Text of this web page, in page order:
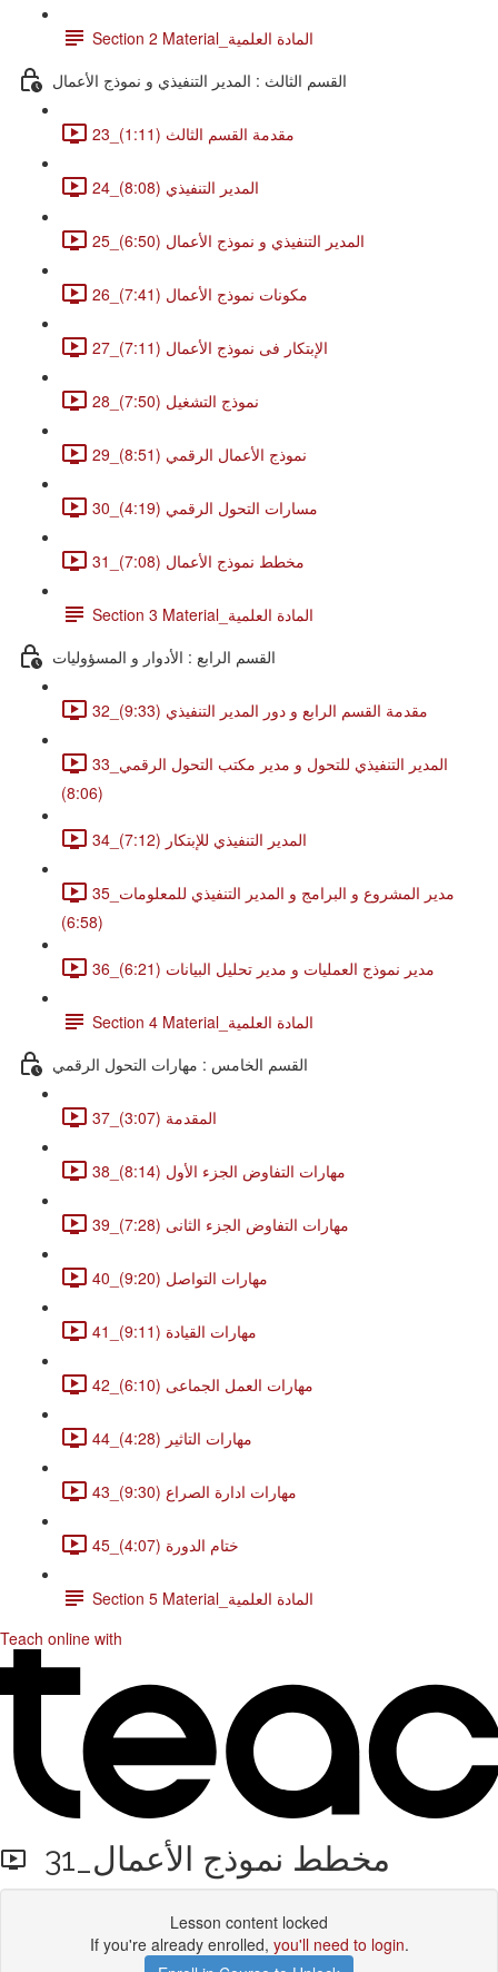
Section 2 Material_المادة العلمية
القسم الثالث : المدير التنفيذي و نموذج الأعمال
23_مقدمة القسم الثالث (1:11)
24_المدير التنفيذي (8:08)
25_المدير التنفيذي و نموذج الأعمال (6:50)
26_مكونات نموذج الأعمال (7:41)
27_الإبتكار فى نموذج الأعمال (7:11)
28_نموذج التشغيل (7:50)
29_نموذج الأعمال الرقمي (8:51)
30_مسارات التحول الرقمي (4:19)
31_مخطط نموذج الأعمال (7:08)
Section 3 Material_المادة العلمية
القسم الرابع : الأدوار و المسؤوليات
32_مقدمة القسم الرابع و دور المدير التنفيذي (9:33)
33_المدير التنفيذي للتحول و مدير مكتب التحول الرقمي
(8:06)
34_المدير التنفيذي للإبتكار (7:12)
35_مدير المشروع و البرامج و المدير التنفيذي للمعلومات
(6:58)
36_مدير نموذج العمليات و مدير تحليل البيانات (6:21)
Section 4 Material_المادة العلمية
القسم الخامس : مهارات التحول الرقمي
37_المقدمة (3:07)
38_مهارات التفاوض الجزء الأول (8:14)
39_مهارات التفاوض الجزء الثانى (7:28)
40_مهارات التواصل (9:20)
41_مهارات القيادة (9:11)
42_مهارات العمل الجماعى (6:10)
44_مهارات التاثير (4:28)
43_مهارات ادارة الصراع (9:30)
45_ختام الدورة (4:07)
Section 5 Material_المادة العلمية
Teach online with
31_مخطط نموذج الأعمال
Lesson content locked
If you're already enrolled, you'll need to login.